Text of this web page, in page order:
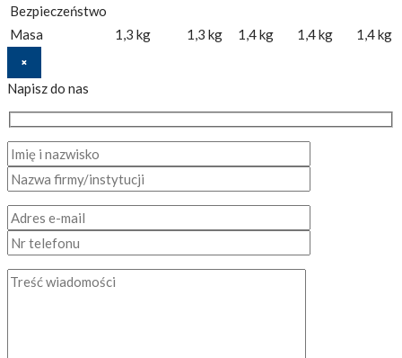
Bezpieczeństwo
Masa 1,3 kg 1,3 kg 1,4 kg 1,4 kg 1,4 kg
×
Napisz do nas